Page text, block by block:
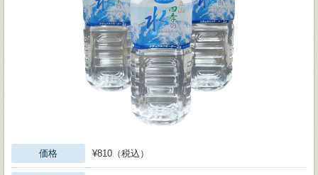
価格 ¥810（税込）